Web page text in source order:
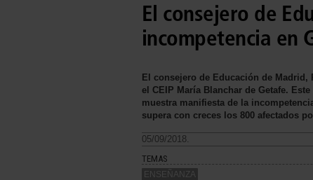
El consejero de
incompetencia en
El consejero de Educación de
el CEIP María Blanchar de Getafe.
muestra manifiesta de la
supera con creces los 800 afectados
05/09/2018.
TEMAS
ENSEÑANZA